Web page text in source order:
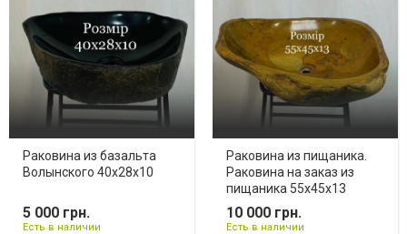
Раковина из базальта
Волынского 40х28х10
5 000 грн.
Есть в наличии
Раковина из пищаника.
Раковина на заказ из
пищаника 55х45х13
10 000 грн.
Есть в наличии